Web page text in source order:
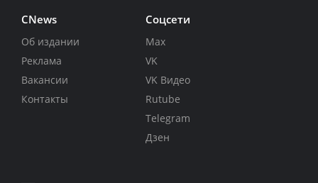
CNews
Об издании
Реклама
Вакансии
Контакты
Соцсети
Max
VK
VK Видео
Rutube
Telegram
Дзен